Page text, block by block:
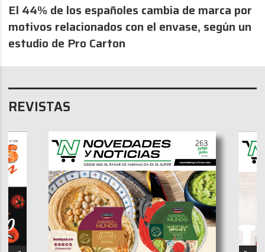
El 44% de los españoles cambia de marca por
motivos relacionados con el envase, según un
estudio de Pro Carton
REVISTAS